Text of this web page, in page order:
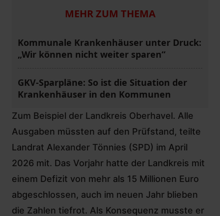
MEHR ZUM THEMA
Kommunale Krankenhäuser unter Druck:
„Wir können nicht weiter sparen“
GKV-Sparpläne: So ist die Situation der
Krankenhäuser in den Kommunen
Zum Beispiel der Landkreis Oberhavel. Alle
Ausgaben müssten auf den Prüfstand, teilte
Landrat Alexander Tönnies (SPD) im April
2026 mit. Das Vorjahr hatte der Landkreis mit
einem Defizit von mehr als 15 Millionen Euro
abgeschlossen, auch im neuen Jahr blieben
die Zahlen tiefrot. Als Konsequenz musste er